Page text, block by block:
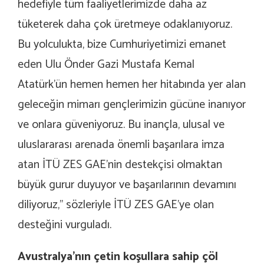
hedefiyle tüm faaliyetlerimizde daha az
tüketerek daha çok üretmeye odaklanıyoruz.
Bu yolculukta, bize Cumhuriyetimizi emanet
eden Ulu Önder Gazi Mustafa Kemal
Atatürk’ün hemen hemen her hitabında yer alan
geleceğin mimarı gençlerimizin gücüne inanıyor
ve onlara güveniyoruz. Bu inançla, ulusal ve
uluslararası arenada önemli başarılara imza
atan İTÜ ZES GAE’nin destekçisi olmaktan
büyük gurur duyuyor ve başarılarının devamını
diliyoruz,’’ sözleriyle İTÜ ZES GAE’ye olan
desteğini vurguladı.
Avustralya’nın çetin koşullara sahip çöl